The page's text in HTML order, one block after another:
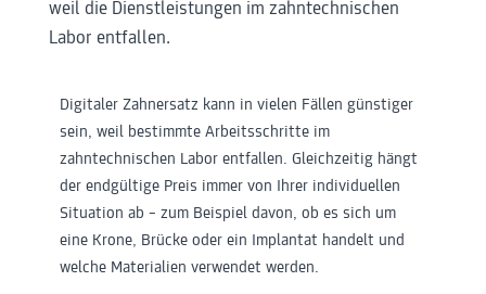
weil die Dienstleistungen im zahntechnischen
Labor entfallen.
Digitaler Zahnersatz kann in vielen Fällen günstiger
sein, weil bestimmte Arbeitsschritte im
zahntechnischen Labor entfallen. Gleichzeitig hängt
der endgültige Preis immer von Ihrer individuellen
Situation ab – zum Beispiel davon, ob es sich um
eine Krone, Brücke oder ein Implantat handelt und
welche Materialien verwendet werden.